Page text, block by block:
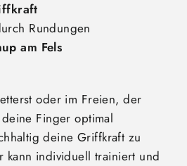
Rundungen
am Fels
oder im Freien, der
Finger optimal
deine Griffkraft zu
kann individuell trainiert und